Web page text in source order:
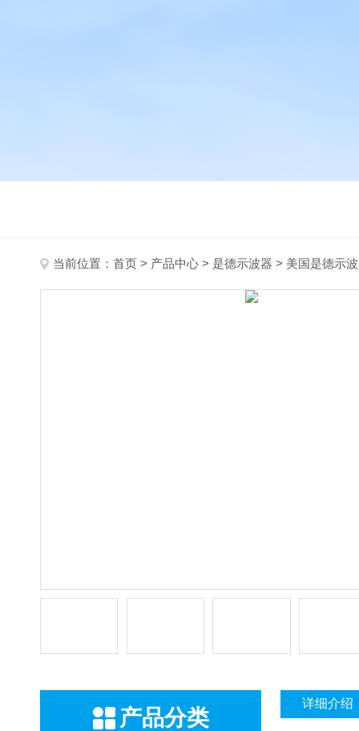
当前位置： 首页 > 产品中心 > 是德示波器 > 美国是德示
产品分类
详细介绍